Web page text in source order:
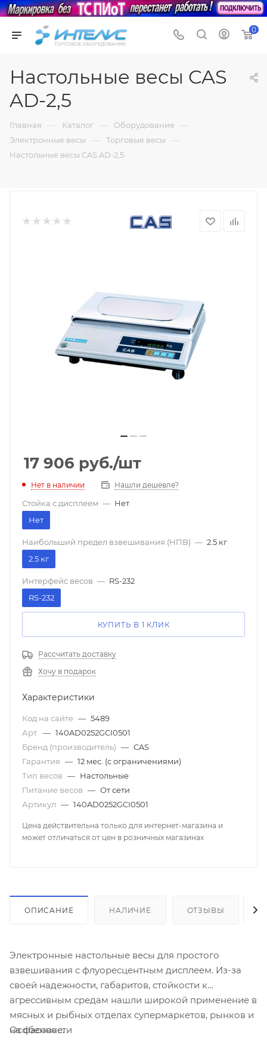
0
Настольные весы CAS
AD-2,5
Главная — Каталог — Оборудование —
Электронные весы — Торговые весы —
Настольные весы CAS AD-2,5
17 906 руб./шт
Нет в наличии Нашли дешевле?
Стойка с дисплеем — Нет
Нет
Наибольший предел взвешивания (НПВ) — 2.5 кг
2.5 кг
Интерфейс весов — RS-232
RS-232
КУПИТЬ В 1 КЛИК
Рассчитать доставку
Хочу в подарок
Характеристики
Код на сайте — 5489
Арт. — 140AD0252GCI0501
Бренд (производитель) — CAS
Гарантия — 12 мес. (с ограничениями)
Тип весов — Настольные
Питание весов — От сети
Артикул — 140AD0252GCI0501
Цена действительна только для интернет-магазина и
может отличаться от цен в розничных магазинах
ОПИСАНИЕ НАЛИЧИЕ ОТЗЫВЫ
Электронные настольные весы для простого
взвешивания с флуоресцентным дисплеем. Из-за
своей надежности, габаритов, стойкости к
агрессивным средам нашли широкой применение в
мясных и рыбных отделах супермаркетов, рынков и
на фасовке.
Особенности